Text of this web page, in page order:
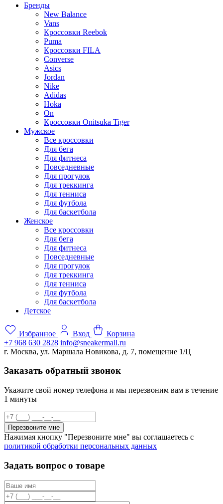
Бренды
New Balance
Vans
Кроссовки Reebok
Puma
Кроссовки FILA
Converse
Asics
Jordan
Nike
Adidas
Hoka
On
Кроссовки Onitsuka Tiger
Мужское
Все кроссовки
Для бега
Для фитнеса
Повседневные
Для прогулок
Для треккинга
Для тенниса
Для футбола
Для баскетбола
Женское
Все кроссовки
Для бега
Для фитнеса
Повседневные
Для прогулок
Для треккинга
Для тенниса
Для футбола
Для баскетбола
Детское
Избранное Вход
Корзина
+7 968 630 2828 info@sneakermall.ru
г. Москва, ул. Маршала Новикова, д. 7, помещение 1/Ц
Заказать обратный звонок
Укажите свой номер телефона и мы перезвоним вам в течение
1 минуты
Перезвоните мне
Нажимая кнопку "Перезвоните мне" вы соглашаетесь с
политикой обработки персональных данных
Задать вопрос о товаре